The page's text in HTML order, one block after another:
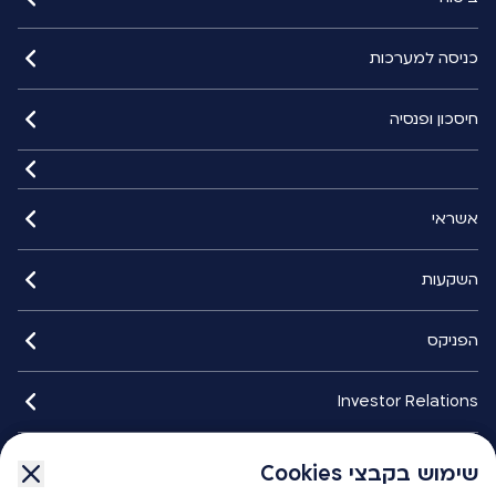
שימוש בקבצי Cookies
כניסה למערכות
חיסכון ופנסיה
אשראי
השקעות
הפניקס
Investor Relations
שימוש בקבצי Cookies